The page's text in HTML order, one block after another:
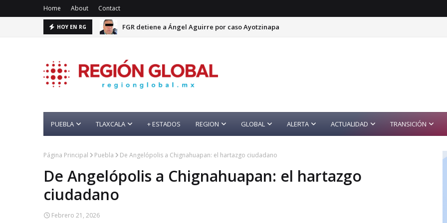
Home About Contact
HOY EN RG FGR detiene a Ángel Aguirre por caso Ayotzinapa
PUEBLA TLAXCALA + ESTADOS REGION GLOBAL ALERTA ACTUALIDAD TRANSICIÓN
Página Principal Puebla De Angelópolis a Chignahuapan: el hartazgo ciudadano
De Angelópolis a Chignahuapan: el hartazgo
ciudadano
Febrero 21, 2026